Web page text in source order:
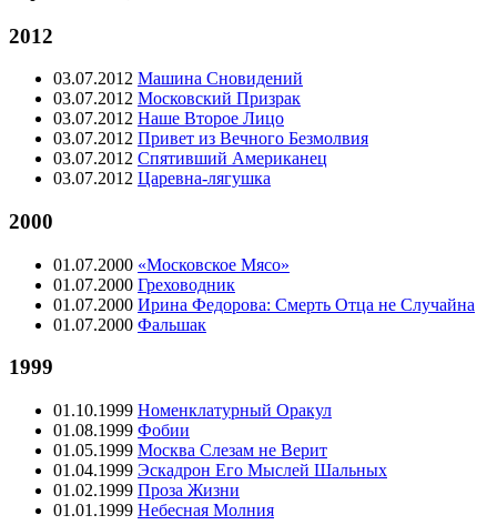
2012
03.07.2012 Машина Сновидений
03.07.2012 Московский Призрак
03.07.2012 Наше Второе Лицо
03.07.2012 Привет из Вечного Безмолвия
03.07.2012 Спятивший Американец
03.07.2012 Царевна-лягушка
2000
01.07.2000 «Московское Мясо»
01.07.2000 Греховодник
01.07.2000 Ирина Федорова: Смерть Отца не Случайна
01.07.2000 Фальшак
1999
01.10.1999 Номенклатурный Оракул
01.08.1999 Фобии
01.05.1999 Москва Слезам не Верит
01.04.1999 Эскадрон Его Мыслей Шальных
01.02.1999 Проза Жизни
01.01.1999 Небесная Молния